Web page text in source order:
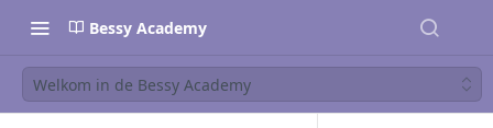
Bessy Academy
Welkom in de Bessy Academy